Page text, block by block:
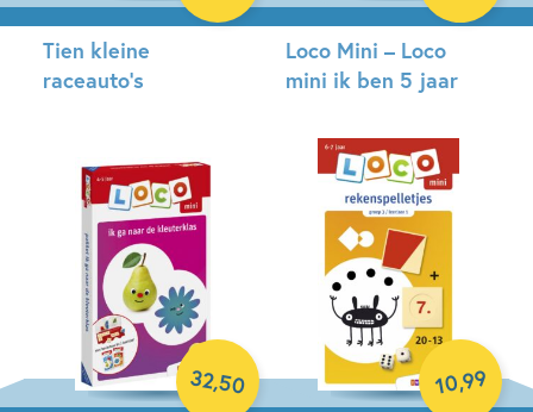
Tien kleine
raceauto’s
Loco Mini – Loco
mini ik ben 5 jaar
32,50 10,99